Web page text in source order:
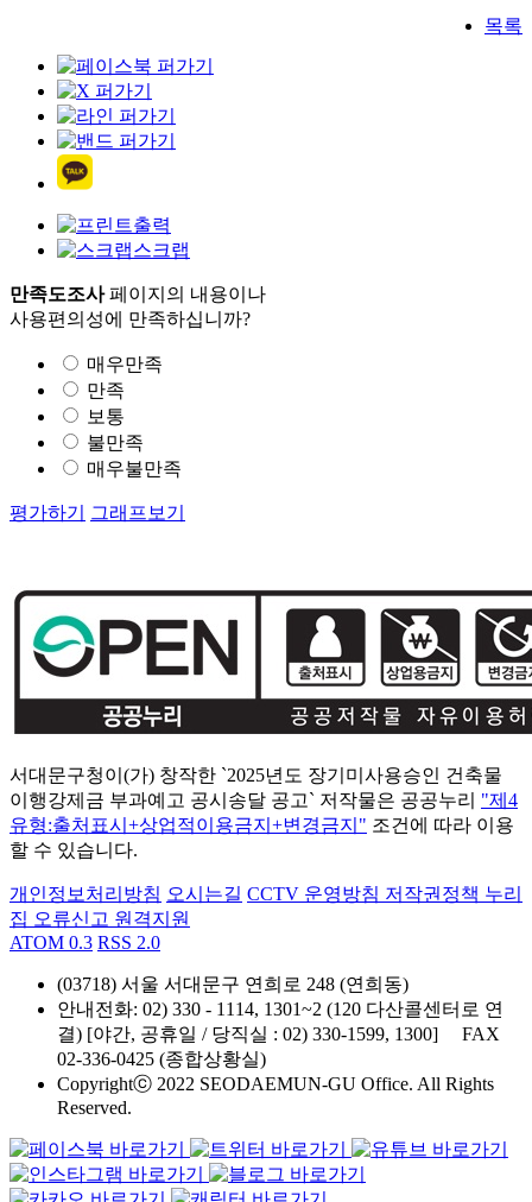
목록
출력
스크랩
만족도조사페이지의 내용이나
사용편의성에 만족하십니까?
매우만족
만족
보통
불만족
매우불만족
평가하기 그래프보기
서대문구청이(가) 창작한 `2025년도 장기미사용승인 건축물
이행강제금 부과예고 공시송달 공고` 저작물은 공공누리 "제4
유형:출처표시+상업적이용금지+변경금지" 조건에 따라 이용
할 수 있습니다.
개인정보처리방침 오시는길 CCTV 운영방침 저작권정책 누리
집 오류신고 원격지원
ATOM 0.3 RSS 2.0
(03718) 서울 서대문구 연희로 248 (연희동)
안내전화: 02) 330 - 1114, 1301~2 (120 다산콜센터로 연
결) [야간, 공휴일 / 당직실 : 02) 330-1599, 1300] FAX
02-336-0425 (종합상황실)
Copyrightⓒ 2022 SEODAEMUN-GU Office. All Rights
Reserved.